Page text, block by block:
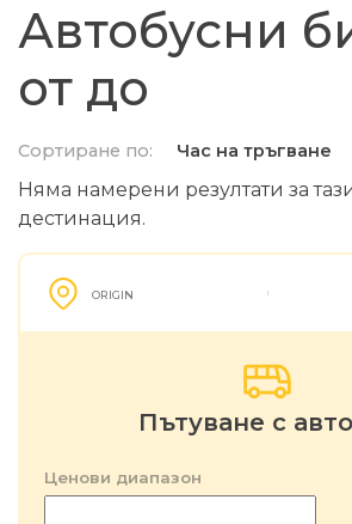
Автобусни
от до
Сортиране по: Час на тръгване
Няма намерени резултати за
дестинация.
ORIGIN
Пътуване с
Ценови диапазон